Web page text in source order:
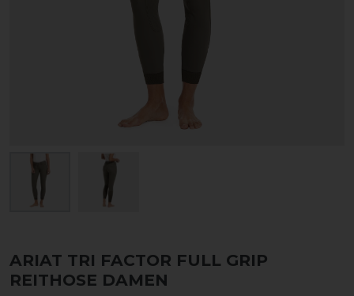
ARIAT TRI FACTOR FULL GRIP
REITHOSE DAMEN